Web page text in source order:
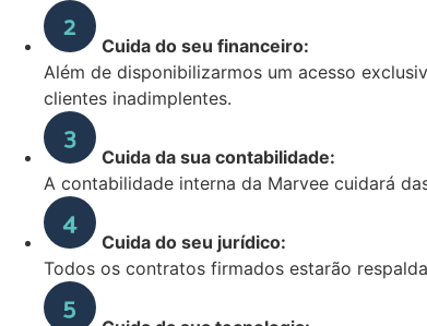
Cuida do seu financeiro:
Além de disponibilizarmos um acesso
clientes inadimplentes.
Cuida da sua contabilidade:
A contabilidade interna da Marvee cuidará
Cuida do seu jurídico:
Todos os contratos firmados estarão